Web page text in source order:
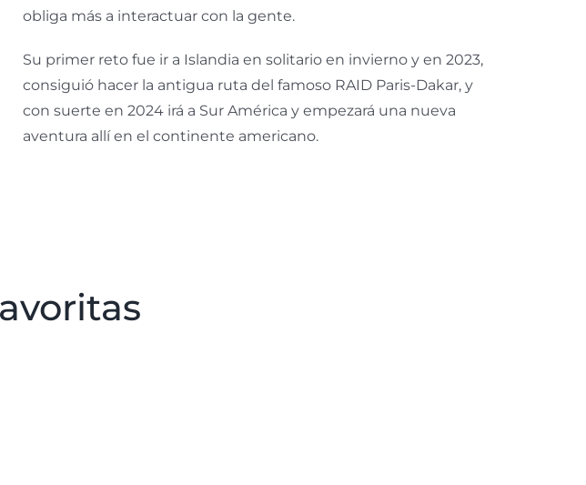
obliga más a interactuar con la gente.
Su primer reto fue ir a Islandia en solitario en invierno y en 2023,
consiguió hacer la antigua ruta del famoso RAID Paris-Dakar, y
con suerte en 2024 irá a Sur América y empezará una nueva
aventura allí en el continente americano.